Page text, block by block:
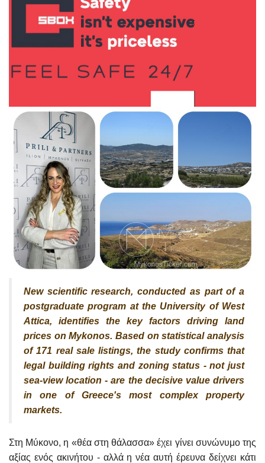
New scientific research, conducted as part of a
postgraduate program at the University of West
Attica, identifies the key factors driving land
prices on Mykonos. Based on statistical analysis
of 171 real sale listings, the study confirms that
legal building rights and zoning status - not just
sea-view location - are the decisive value drivers
in one of Greece's most complex property
markets.
Στη Μύκονο, η «θέα στη θάλασσα» έχει γίνει συνώνυμο της
αξίας ενός ακινήτου - αλλά η νέα αυτή έρευνα δείχνει κάτι